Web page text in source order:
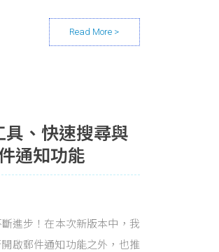
、快速搜尋與
通知功能
進步！在本次新版本中，我
啟郵件通知功能之外，也推